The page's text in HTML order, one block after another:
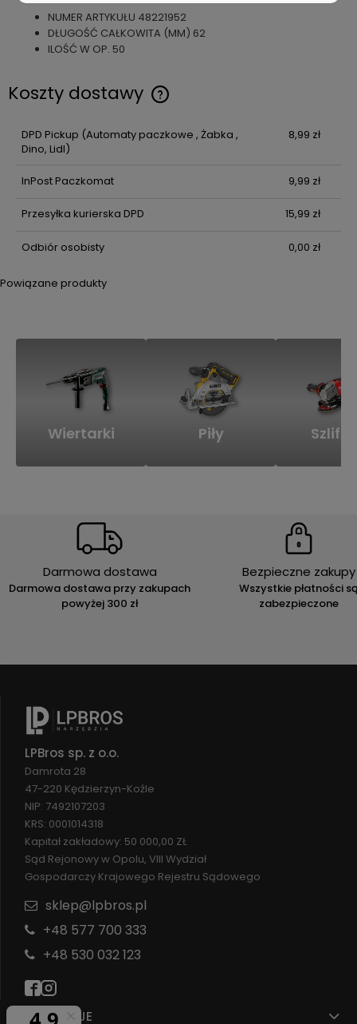
NUMER ARTYKUŁU 48221952
DŁUGOŚĆ CAŁKOWITA (MM) 62
ILOŚĆ W OP. 50
Koszty dostawy
Cena nie zawiera ewentualnych kosztów płatności
DPD Pickup (Automaty paczkowe , Żabka ,
Dino, Lidl)
8,99 zł
InPost Paczkomat 9,99 zł
Przesyłka kurierska DPD 15,99 zł
Odbiór osobisty 0,00 zł
Powiązane produkty
Wiertarki Piły
Darmowa dostawa
Darmowa dostawa przy zakupach
powyżej 300 zł
Bezpieczne zakupy
Wszystkie płatności
zabezpieczone
INFORMACJE
LPBros sp. z o.o.
Damrota 28
47-220 Kędzierzyn-Koźle
NIP: 7492107203
KRS: 0001014318
Kapitał zakładowy: 50 000,00 ZŁ
Sąd Rejonowy w Opolu, VIII Wydział
Gospodarczy Krajowego Rejestru Sądowego
sklep@lpbros.pl
+48 577 700 333
+48 530 032 123